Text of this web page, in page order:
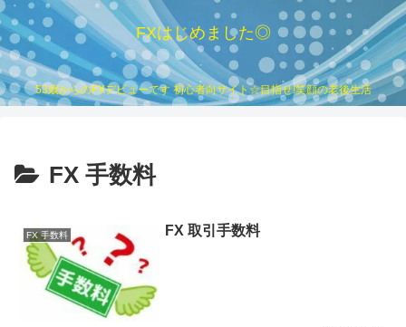
FXはじめました◎
53歳からのFXデビューです 初心者向サイト☆目指せ!笑顔の老後生活
FX 手数料
FX 手数料 FX 取引手数料